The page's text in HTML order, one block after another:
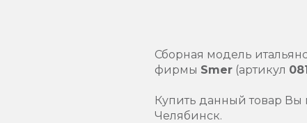
Сборная модель
фирмы Smer (артикул
Купить данный товар Вы
Челябинск.